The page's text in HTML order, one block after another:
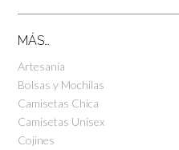
MÁS…
Artesanía
Bolsas y Mochilas
Camisetas Chica
Camisetas Unisex
Cojines